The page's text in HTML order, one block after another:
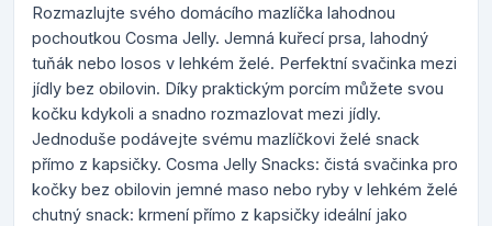
Rozmazlujte svého domácího mazlíčka lahodnou
pochoutkou Cosma Jelly. Jemná kuřecí prsa, lahodný
tuňák nebo losos v lehkém želé. Perfektní svačinka mezi
jídly bez obilovin. Díky praktickým porcím můžete svou
kočku kdykoli a snadno rozmazlovat mezi jídly.
Jednoduše podávejte svému mazlíčkovi želé snack
přímo z kapsičky. Cosma Jelly Snacks: čistá svačinka pro
kočky bez obilovin jemné maso nebo ryby v lehkém želé
chutný snack: krmení přímo z kapsičky ideální jako